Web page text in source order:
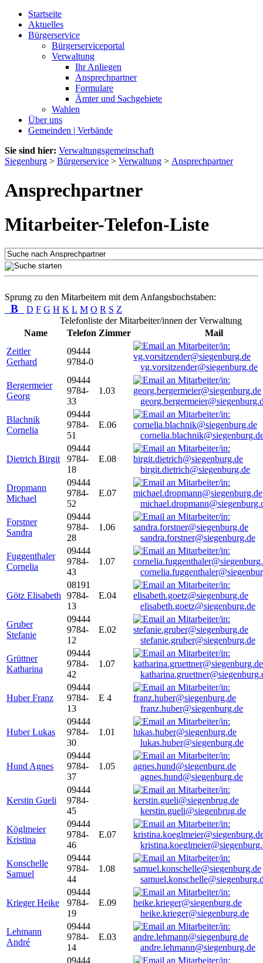
Startseite
Aktuelles
Bürgerservice
Bürgerserviceportal
Verwaltung
Ihr Anliegen
Ansprechpartner
Formulare
Ämter und Sachgebiete
Wahlen
Über uns
Gemeinden | Verbände
Sie sind hier: Verwaltungsgemeinschaft
Siegenburg > Bürgerservice > Verwaltung > Ansprechpartner
Ansprechpartner
Mitarbeiter-Telefon-Liste
Sprung zu den Mitarbeitern mit dem Anfangsbuchstaben:
B D F G H K L M O R S Z
Telefonliste der Mitarbeiter/innen der Verwaltung
Name
Telefon Zimmer
Mail
Zeitler
Gerhard
09444
9784-0
vg.vorsitzender@siegenburg.de
Bergermeier
Georg
09444
9784-
33
1.03
Blachnik
Cornelia
09444
9784-
51
E.06
Dietrich Birgit
09444
9784-
18
E.08
birgit.dietrich@siegenburg.de
Dropmann
Michael
09444
9784-
52
E.07
Forstner
Sandra
09444
9784-
28
1.06
sandra.forstner@siegenburg.de
Fuggenthaler
Cornelia
09444
9784-
43
1.07
Götz Elisabeth
08191
9784-
13
E.04
elisabeth.goetz@siegenburg.de
Gruber
Stefanie
09444
9784-
12
E.02
stefanie.gruber@siegenburg.de
Grüttner
Katharina
09444
9784-
42
1.07
Huber Franz
09444
9784-
13
E 4
franz.huber@siegenburg.de
Huber Lukas
09444
9784-
30
1.01
lukas.huber@siegenburg.de
Hund Agnes
09444
9784-
37
1.05
agnes.hund@siegenburg.de
Kerstin Gueli
09444
9784-
45
kerstin.gueli@siegenbrug.de
Köglmeier
Kristina
09444
9784-
46
E.07
Konschelle
Samuel
09444
9784-
44
1.08
Krieger Heike
09444
9784-
19
E.09
heike.krieger@siegenburg.de
Lehmann
André
09444
9784-
14
E.03
andre.lehmann@siegenburg.de
09444